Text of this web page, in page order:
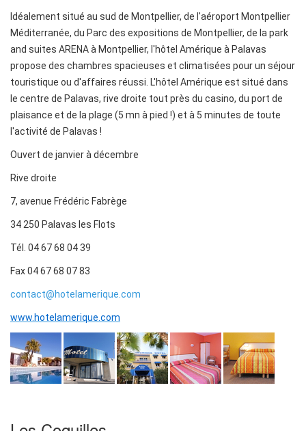
Idéalement situé au sud de Montpellier, de l'aéroport Montpellier
Méditerranée, du Parc des expositions de Montpellier, de la park
and suites ARENA à Montpellier, l'hôtel Amérique à Palavas
propose des chambres spacieuses et climatisées pour un séjour
touristique ou d'affaires réussi. L'hôtel Amérique est situé dans
le centre de Palavas, rive droite tout près du casino, du port de
plaisance et de la plage (5 mn à pied !) et à 5 minutes de toute
l'activité de Palavas !
Ouvert de janvier à décembre
Rive droite
7, avenue Frédéric Fabrège
34 250 Palavas les Flots
Tél. 04 67 68 04 39
Fax 04 67 68 07 83
contact@hotelamerique.com
www.hotelamerique.com